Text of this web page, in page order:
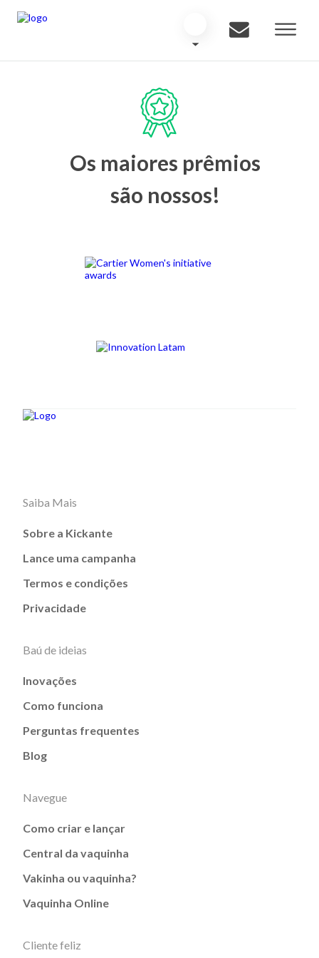
Os maiores prêmios
são nossos!
Saiba Mais
Sobre a Kickante
Lance uma campanha
Termos e condições
Privacidade
Baú de ideias
Inovações
Como funciona
Perguntas frequentes
Blog
Navegue
Como criar e lançar
Central da vaquinha
Vakinha ou vaquinha?
Vaquinha Online
Cliente feliz